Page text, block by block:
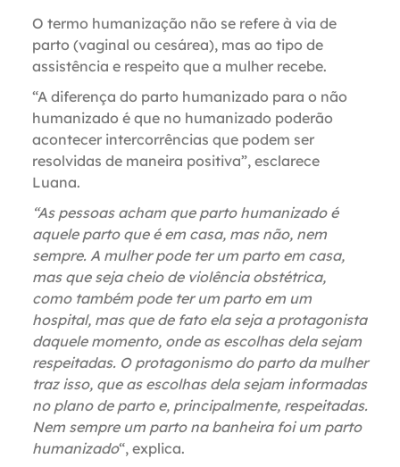
O termo humanização não se refere à via de
parto (vaginal ou cesárea), mas ao tipo de
assistência e respeito que a mulher recebe.
“A diferença do parto humanizado para o não
humanizado é que no humanizado poderão
acontecer intercorrências que podem ser
resolvidas de maneira positiva”, esclarece
Luana.
“As pessoas acham que parto humanizado é
aquele parto que é em casa, mas não, nem
sempre. A mulher pode ter um parto em casa,
mas que seja cheio de violência obstétrica,
como também pode ter um parto em um
hospital, mas que de fato ela seja a protagonista
daquele momento, onde as escolhas dela sejam
respeitadas. O protagonismo do parto da mulher
traz isso, que as escolhas dela sejam informadas
no plano de parto e, principalmente, respeitadas.
Nem sempre um parto na banheira foi um parto
humanizado“, explica.